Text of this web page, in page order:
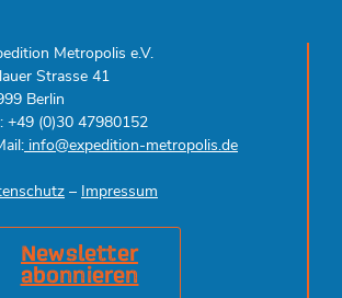
Metropolis e.V.
Strasse 41
Berlin
+49 (0)30 47980152
info@expedition-metropolis.de
– Impressum
Newsletter
abonnieren